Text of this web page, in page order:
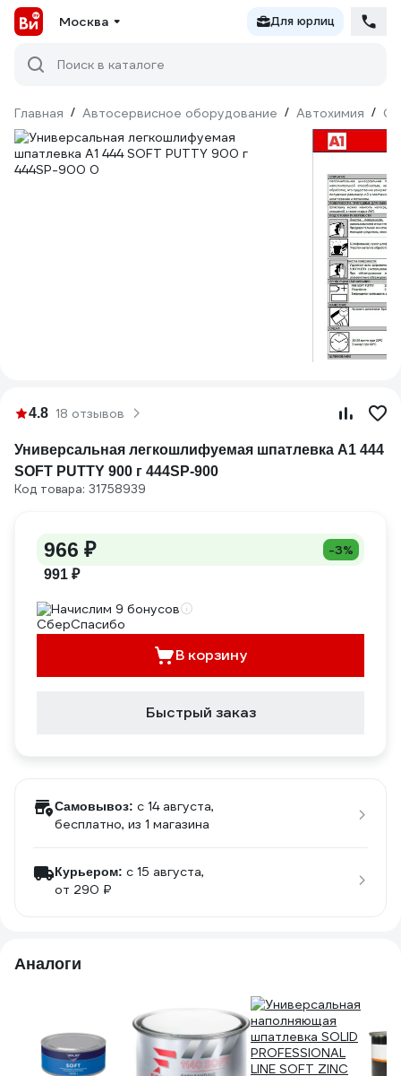
Москва Для юрлиц
Поиск в каталоге
Главная / Автосервисное оборудование / Автохимия /
4.8 18 отзывов
Универсальная легкошлифуемая шпатлевка A1 444
SOFT PUTTY 900 г 444SP-900
Код товара: 31758939
966 ₽ -3%
991 ₽
Начислим 9 бонусов
В корзину
Быстрый заказ
Самовывоз: c 14 августа,
бесплатно, из 1 магазина
Курьером: c 15 августа,
от 290 ₽
Аналоги